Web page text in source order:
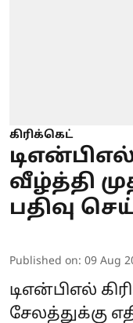
கிரிக்கெட்
வீழ்த்தி
பதிவு
Published on: 09 Aug
டிஎன்பிஎல்
சேலத்துக்கு